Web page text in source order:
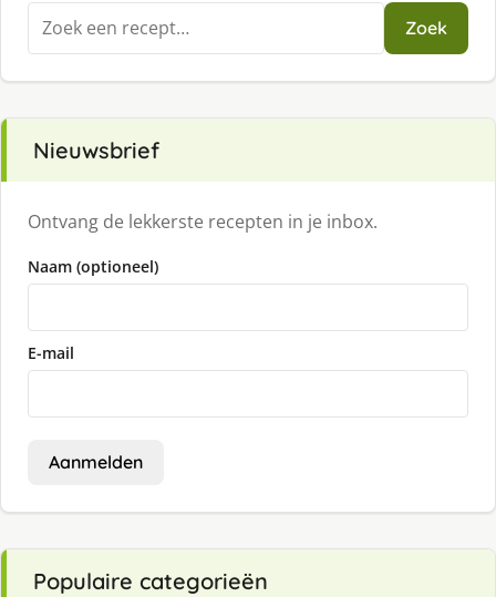
Zoeken
naar:
Zoek
Nieuwsbrief
Ontvang de lekkerste recepten in je inbox.
Naam (optioneel)
E-mail
Aanmelden
Populaire categorieën